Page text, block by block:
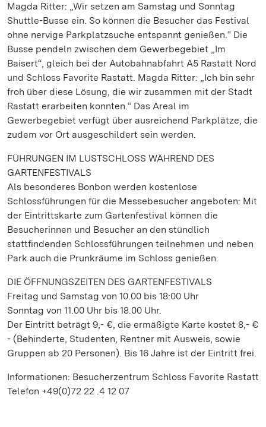
Magda Ritter: „Wir setzen am Samstag und Sonntag
Shuttle-Busse ein. So können die Besucher das Festival
ohne nervige Parkplatzsuche entspannt genießen.“ Die
Busse pendeln zwischen dem Gewerbegebiet „Im
Baisert“, gleich bei der Autobahnabfahrt A5 Rastatt Nord
und Schloss Favorite Rastatt. Magda Ritter: „Ich bin sehr
froh über diese Lösung, die wir zusammen mit der Stadt
Rastatt erarbeiten konnten.“ Das Areal im
Gewerbegebiet verfügt über ausreichend Parkplätze, die
zudem vor Ort ausgeschildert sein werden.
FÜHRUNGEN IM LUSTSCHLOSS WÄHREND DES
GARTENFESTIVALS
Als besonderes Bonbon werden kostenlose
Schlossführungen für die Messebesucher angeboten: Mit
der Eintrittskarte zum Gartenfestival können die
Besucherinnen und Besucher an den stündlich
stattfindenden Schlossführungen teilnehmen und neben
Park auch die Prunkräume im Schloss genießen.
DIE ÖFFNUNGSZEITEN DES GARTENFESTIVALS
Freitag und Samstag von 10.00 bis 18:00 Uhr
Sonntag von 11.00 Uhr bis 18.00 Uhr.
Der Eintritt beträgt 9,- €, die ermäßigte Karte kostet 8,- €
- (Behinderte, Studenten, Rentner mit Ausweis, sowie
Gruppen ab 20 Personen). Bis 16 Jahre ist der Eintritt frei.
Informationen: Besucherzentrum Schloss Favorite Rastatt
Telefon +49(0)72 22 .4 12 07